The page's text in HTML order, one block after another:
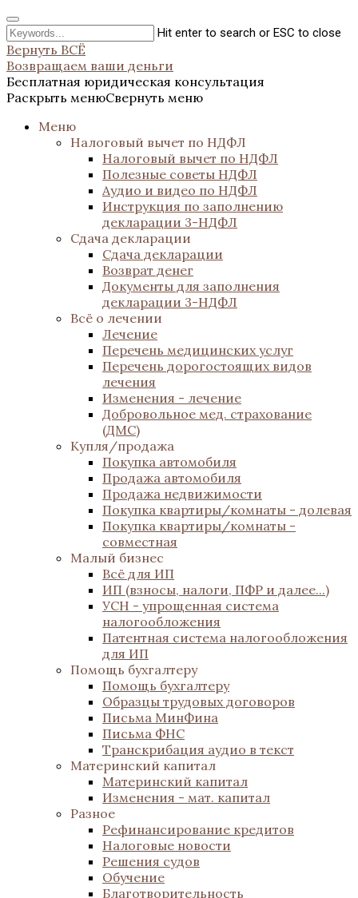
Hit enter to search or ESC to close
Вернуть ВСЁ
Возвращаем ваши деньги
Бесплатная юридическая консультация
Раскрыть менюСвернуть меню
Меню
Налоговый вычет по НДФЛ
Налоговый вычет по НДФЛ
Полезные советы НДФЛ
Аудио и видео по НДФЛ
Инструкция по заполнению
декларации 3-НДФЛ
Сдача декларации
Сдача декларации
Возврат денег
Документы для заполнения
декларации 3-НДФЛ
Всё о лечении
Лечение
Перечень медицинских услуг
Перечень дорогостоящих видов
лечения
Изменения - лечение
Добровольное мед. страхование
(ДМС)
Купля/продажа
Покупка автомобиля
Продажа автомобиля
Продажа недвижимости
Покупка квартиры/комнаты - долевая
Покупка квартиры/комнаты -
совместная
Малый бизнес
Всё для ИП
ИП (взносы, налоги, ПФР и далее...)
УСН - упрощенная система
налогообложения
Патентная система налогообложения
для ИП
Помощь бухгалтеру
Помощь бухгалтеру
Образцы трудовых договоров
Письма МинФина
Письма ФНС
Транскрибация аудио в текст
Материнский капитал
Материнский капитал
Изменения - мат. капитал
Разное
Рефинансирование кредитов
Налоговые новости
Решения судов
Обучение
Благотворительность